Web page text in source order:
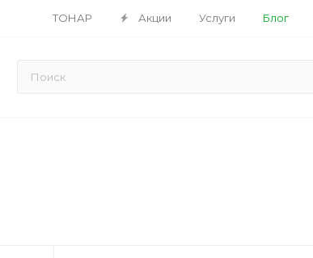
ТОНАР Акции Услуги Блог